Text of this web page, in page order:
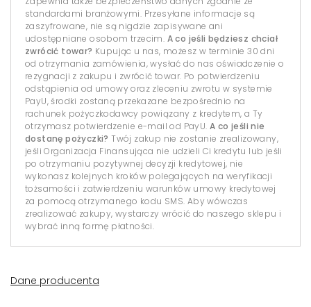
standardami branżowymi. Przesyłane informacje są
zaszyfrowane, nie są nigdzie zapisywane ani
udostępniane osobom trzecim. A co jeśli będziesz chciał
zwrócić towar? Kupując u nas, możesz w terminie 30 dni
od otrzymania zamówienia, wysłać do nas oświadczenie o
rezygnacji z zakupu i zwrócić towar. Po potwierdzeniu
odstąpienia od umowy oraz zleceniu zwrotu w systemie
PayU, środki zostaną przekazane bezpośrednio na
rachunek pożyczkodawcy powiązany z kredytem, a Ty
otrzymasz potwierdzenie e-mail od PayU. A co jeśli nie
dostanę pożyczki? Twój zakup nie zostanie zrealizowany,
jeśli Organizacja Finansująca nie udzieli Ci kredytu lub jeśli
po otrzymaniu pozytywnej decyzji kredytowej, nie
wykonasz kolejnych kroków polegających na weryfikacji
tożsamości i zatwierdzeniu warunków umowy kredytowej
za pomocą otrzymanego kodu SMS. Aby wówczas
zrealizować zakupy, wystarczy wrócić do naszego sklepu i
wybrać inną formę płatności.
Dane producenta